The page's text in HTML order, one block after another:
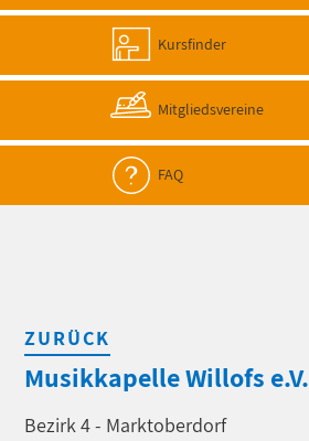
Kursfinder
Mitgliedsvereine
FAQ
ZURÜCK
Musikkapelle Willofs e.V.
Bezirk 4 - Marktoberdorf